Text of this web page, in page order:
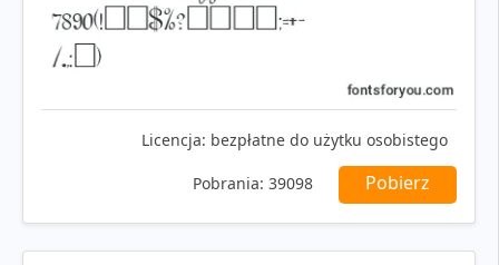
Licencja: bezpłatne do użytku osobistego
Pobrania: 39098 Pobierz